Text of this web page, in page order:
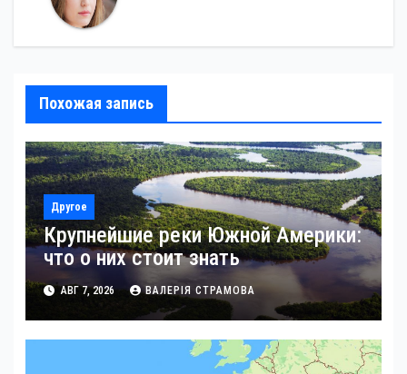
Похожая запись
Другое
Крупнейшие реки Южной Америки:
что о них стоит знать
АВГ 7, 2026 ВАЛЕРІЯ СТРАМОВА